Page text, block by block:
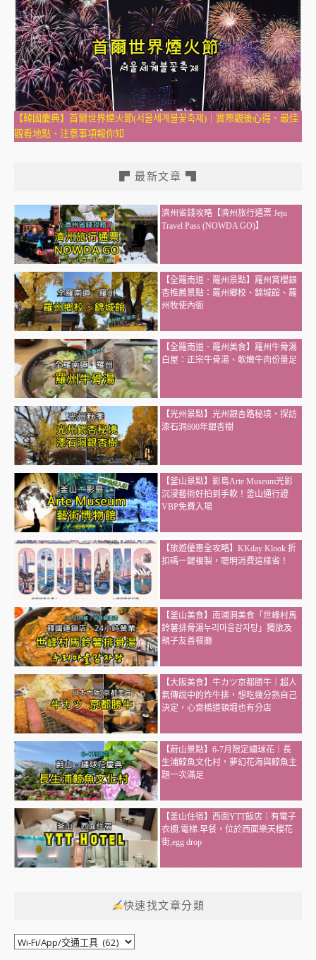
【韓國慶典】首爾世界煙火節(서울세계불꽃축제)｜實際觀後心得、最佳
觀看地點、注意事項報你知
▛ 最新文章 ▜
濟州省錢攻略【濟州旅行通票 Jeju
Travel Pass (NOWDA GO)】
【全羅南道．羅州景點】羅州賞櫻銀
杏推薦景點：羅州鄉校、錦城館、羅
州牧使內衙
【全羅南道．羅州美食】羅州牛骨湯
白屋：正宗牛骨湯、軟嫩牛肉份量足
【光州景點】光州銀杏路秘境・探訪
漆石洞800年銀杏樹
【釜山景點】影島Arte Museum光影
沉浸藝術好拍到手軟！釜山通行證
VBP免費入場
【旅遊優惠全攻略】KKday Klook 折
扣碼一鍵複製，聰明消費這樣省！
【釜山美食】南浦洞美食「世峰村馬
鈴薯排骨湯누리마을감자탕」獨旅及
親子友善餐廳
【大阪美食】牛カツ京都勝牛｜超人
氣傳說中的炸牛排，想吃幾分熟自己
決定，心齋橋道頓堀也有分店
【蔚山景點】6-7月限定繡球花｜長
生浦鯨魚文化村，夢幻花海與鯨魚主
題一次滿足
【釜山住宿】西面YTT飯店｜有電子
衣櫥.電梯.早餐，位於西面樂天櫻花
街,egg drop
快速找文章分類